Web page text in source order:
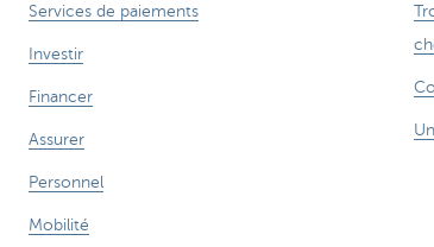
Services de paiements
Investir
Financer
Assurer
Personnel
Mobilité